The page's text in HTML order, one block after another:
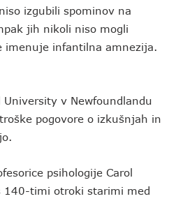
izgubili spominov na
jih nikoli niso mogli
imenuje infantilna amnezija.
University v Newfoundlandu
pogovore o izkušnjah in
psihologije Carol
140-timi otroki starimi med